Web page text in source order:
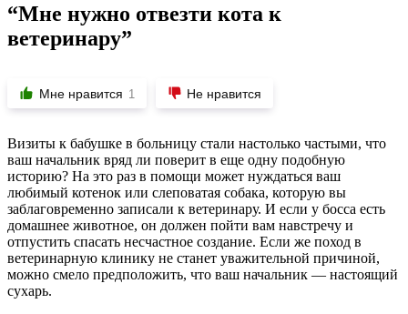
“Мне нужно отвезти кота к
ветеринару”
Мне нравится 1 Не нравится
Визиты к бабушке в больницу стали настолько частыми, что
ваш начальник вряд ли поверит в еще одну подобную
историю? На это раз в помощи может нуждаться ваш
любимый котенок или слеповатая собака, которую вы
заблаговременно записали к ветеринару. И если у босса есть
домашнее животное, он должен пойти вам навстречу и
отпустить спасать несчастное создание. Если же поход в
ветеринарную клинику не станет уважительной причиной,
можно смело предположить, что ваш начальник — настоящий
сухарь.